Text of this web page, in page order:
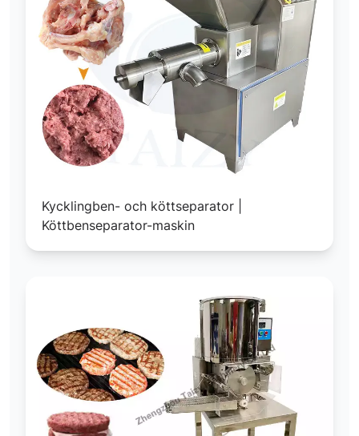
Kycklingben- och köttseparator |
Köttbenseparator-maskin